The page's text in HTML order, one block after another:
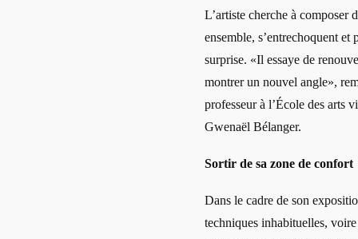
L’artiste cherche à composer
ensemble, s’entrechoquent
surprise. «Il essaye de
montrer un nouvel angle»,
professeur à l’École des arts
Gwenaël Bélanger.
Sortir de sa zone de confort
Dans le cadre de son
techniques inhabituelles,